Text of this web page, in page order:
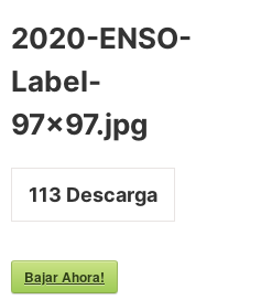
2020-ENSO-
Label-
97×97.jpg
113 Descarga
Bajar Ahora!